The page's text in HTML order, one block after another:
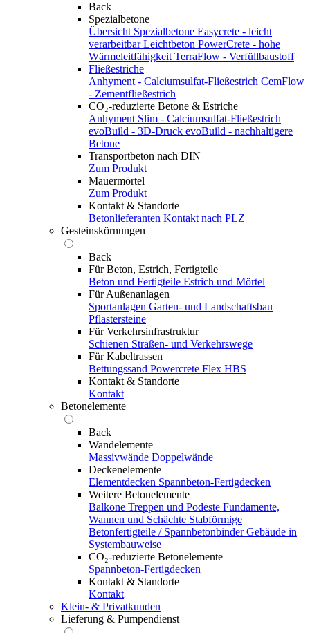
Back
Spezialbetone
Übersicht Spezialbetone Easycrete - leicht
verarbeitbar Leichtbeton PowerCrete - hohe
Wärmeleitfähigkeit TerraFlow - Verfüllbaustoff
Fließestriche
Anhyment - Calciumsulfat-Fließestrich CemFlow
- Zementfließestrich
CO₂-reduzierte Betone & Estriche
Anhyment Slim - Calciumsulfat-Fließestrich
evoBuild - 3D-Druck evoBuild - nachhaltigere
Betone
Transportbeton nach DIN
Zum Produkt
Mauermörtel
Zum Produkt
Kontakt & Standorte
Betonlieferanten Kontakt nach PLZ
Gesteinskörnungen
Back
Für Beton, Estrich, Fertigteile
Beton und Fertigteile Estrich und Mörtel
Für Außenanlagen
Sportanlagen Garten- und Landschaftsbau
Pflastersteine
Für Verkehrsinfrastruktur
Schienen Straßen- und Verkehrswege
Für Kabeltrassen
Bettungssand Powercrete Flex HBS
Kontakt & Standorte
Kontakt
Betonelemente
Back
Wandelemente
Massivwände Doppelwände
Deckenelemente
Elementdecken Spannbeton-Fertigdecken
Weitere Betonelemente
Balkone Treppen und Podeste Fundamente,
Wannen und Schächte Stabförmige
Betonfertigteile / Spannbetonbinder Gebäude in
Systembauweise
CO₂-reduzierte Betonelemente
Spannbeton-Fertigdecken
Kontakt & Standorte
Kontakt
Klein- & Privatkunden
Lieferung & Pumpendienst